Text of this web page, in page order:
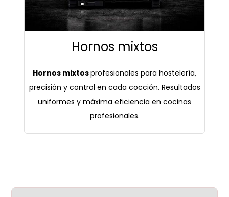
Hornos mixtos
Hornos mixtosprofesionales para hostelería,
precisión y control en cada cocción. Resultados
uniformes y máxima eficiencia en cocinas
profesionales.